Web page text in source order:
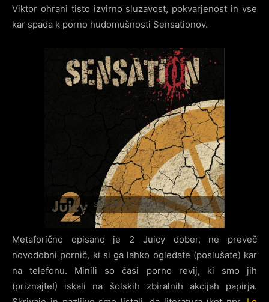
Viktor ohrani tisto izvirno sluzavost, pokvarjenost in vse
kar spada k porno hudomušnosti Sensationov.
Sensation – 2 Juicy (2018)
Metaforično opisano je 2 Juicy dober, ne preveč
novodobni pornič, ki si ga lahko ogledate (poslušate) kar
na telefonu. Minili so časi porno revij, ki smo jih
(priznajte!) iskali na šolskih zbiralnih akcijah papirja.